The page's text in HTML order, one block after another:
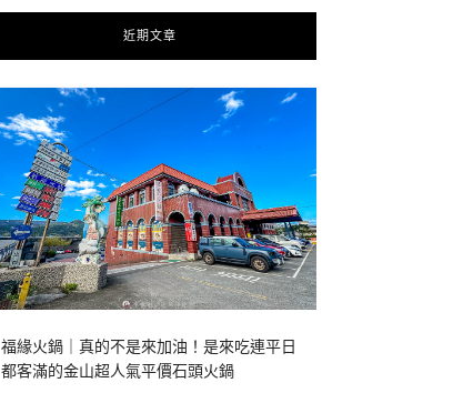
近期文章
福緣火鍋｜真的不是來加油！是來吃連平日
都客滿的金山超人氣平價石頭火鍋